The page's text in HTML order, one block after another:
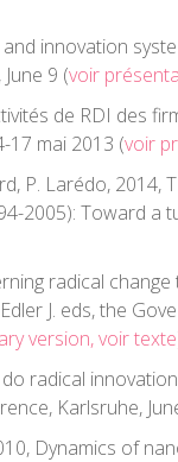
innovation
9 (voir
de RDI des
17 mai 2013 (voir
P. Larédo, 2014,
2005): Toward a
radical
J. eds, the
version, voir texte
radical
Karlsruhe,
Dynamics of